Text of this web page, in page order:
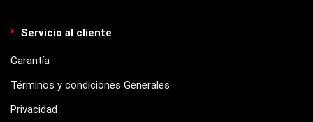
Servicio al cliente
Garantía
Términos y condiciones Generales
Privacidad